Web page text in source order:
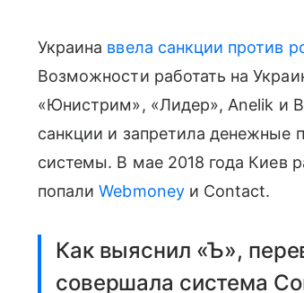
Украина ввела санкции против
Возможности работать на
«Юнистрим», «Лидер», Anelik и
санкции и запретила денежные
системы. В мае 2018 года Киев
попалиWebmoneyи Contact.
Как выяснил «Ъ»,
совершала система